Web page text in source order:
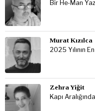
Bir He-Man
Murat Kızılca
2025 Yılının
Zehra Yiğit
Kapı